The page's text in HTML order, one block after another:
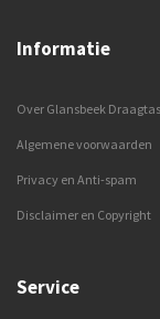
Informatie
Over Glansbeek
Algemene voorwaarden
Privacy en Anti-spam
Disclaimer en Copyright
Service